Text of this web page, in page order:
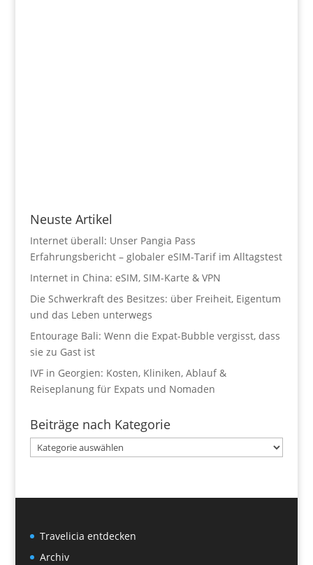
Neuste Artikel
Internet überall: Unser Pangia Pass
Erfahrungsbericht – globaler eSIM-Tarif im Alltagstest
Internet in China: eSIM, SIM-Karte & VPN
Die Schwerkraft des Besitzes: über Freiheit, Eigentum
und das Leben unterwegs
Entourage Bali: Wenn die Expat-Bubble vergisst, dass
sie zu Gast ist
IVF in Georgien: Kosten, Kliniken, Ablauf &
Reiseplanung für Expats und Nomaden
Beiträge nach Kategorie
Beiträge
nach
Travelicia entdecken
Archiv